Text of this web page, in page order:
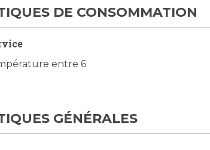
DE CONSOMMATION
entre 6
GÉNÉRALES